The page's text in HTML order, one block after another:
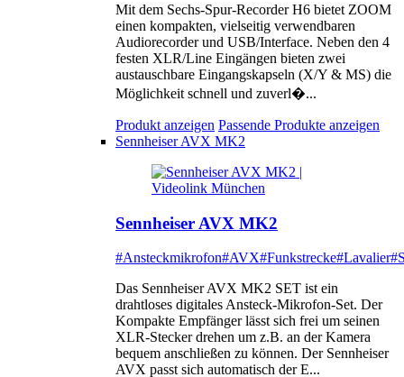
Mit dem Sechs-Spur-Recorder H6 bietet ZOOM
einen kompakten, vielseitig verwendbaren
Audiorecorder und USB/Interface. Neben den 4
festen XLR/Line Eingängen bieten zwei
austauschbare Eingangskapseln (X/Y & MS) die
Möglichkeit schnell und zuverl�...
Produkt anzeigen Passende Produkte anzeigen
Sennheiser AVX MK2
Sennheiser AVX MK2
#Ansteckmikrofon#AVX#Funkstrecke#Lavalier
Das Sennheiser AVX MK2 SET ist ein
drahtloses digitales Ansteck-Mikrofon-Set. Der
Kompakte Empfänger lässt sich frei um seinen
XLR-Stecker drehen um z.B. an der Kamera
bequem anschließen zu können. Der Sennheiser
AVX passt sich automatisch der E...